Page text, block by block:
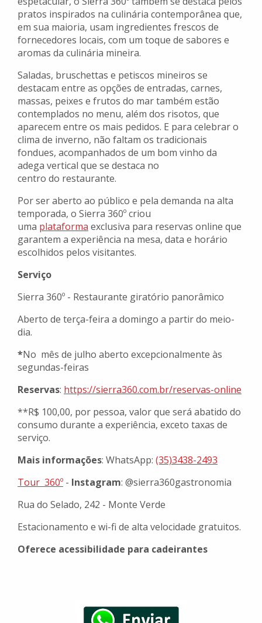
pratos inspirados na culinária contemporânea que,
em sua maioria, usam ingredientes frescos de
fornecedores locais, com um toque de sabores e
aromas da culinária mineira.
Saladas, bruschettas e petiscos mineiros se
destacam entre as opções de entradas, carnes,
massas, peixes e frutos do mar também estão
contemplados no menu, além dos risotos, que
aparecem entre os mais pedidos. E para celebrar o
clima de inverno, não faltam os tradicionais
fondues, acompanhados de um bom vinho da
adega vertical que se destaca no
centro do restaurante.
Por ser aberto ao público e pela demanda na alta
temporada, o Sierra 360º criou
uma plataforma exclusiva para reservas online que
garantem a experiência na mesa, data e horário
escolhidos pelos visitantes.
Serviço
Sierra 360º - Restaurante giratório panorâmico
Aberto de terça-feira a domingo a partir do meio-
dia.
*No mês de julho aberto excepcionalmente às
segundas-feiras
Reservas: https://sierra360.com.br/reservas-online
**R$ 100,00, por pessoa, valor que será abatido do
consumo durante a experiência, exceto taxas de
serviço.
Mais informações: WhatsApp: (35)3438-2493
Tour 360º - Instagram: @sierra360gastronomia
Rua do Selado, 242 - Monte Verde
Estacionamento e wi-fi de alta velocidade gratuitos.
Oferece acessibilidade para cadeirantes